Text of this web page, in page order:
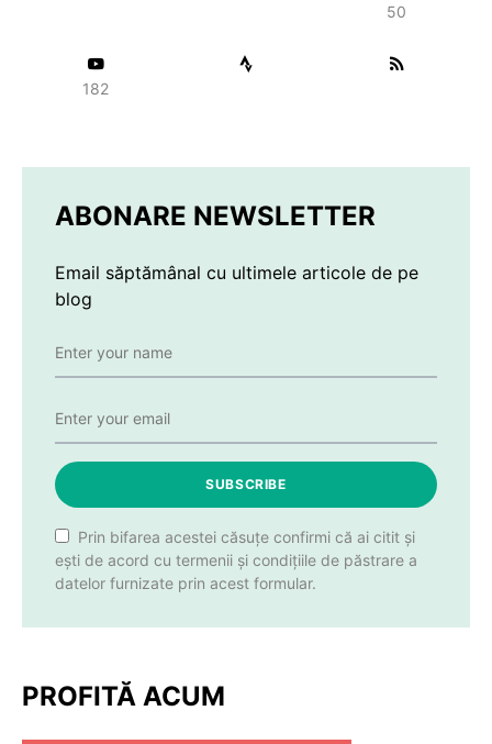
50
182
ABONARE NEWSLETTER
Email săptămânal cu ultimele articole de pe
blog
SUBSCRIBE
Prin bifarea acestei căsuțe confirmi că ai citit și
ești de acord cu termenii și condițiile de păstrare a
datelor furnizate prin acest formular.
PROFITĂ ACUM